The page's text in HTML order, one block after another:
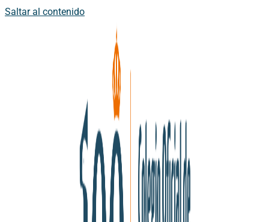
Saltar al contenido